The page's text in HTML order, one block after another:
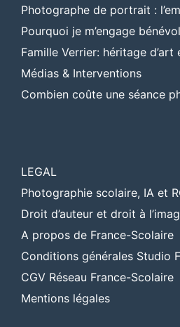
Photographe de portrait :
Pourquoi je m’engage
Famille Verrier: héritage d’art
Médias & Interventions
Combien coûte une séance
LEGAL
Photographie scolaire, IA et
Droit d’auteur et droit à
A propos de France-Scolaire
Conditions générales Studio
CGV Réseau France-Scolaire
Mentions légales